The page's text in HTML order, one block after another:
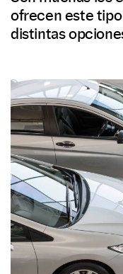
ofrecen este
distintas